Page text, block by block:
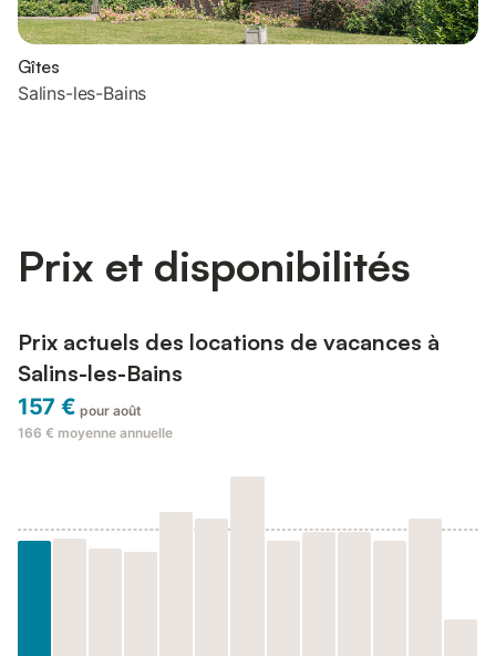
Gîtes
Salins-les-Bains
Prix et disponibilités
Prix actuels des locations de vacances à
Salins-les-Bains
157 € pour août
166 € moyenne annuelle